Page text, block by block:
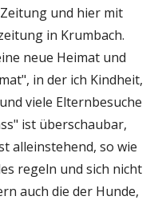
und hier mit
in Krumbach.
neue Heimat und
in der ich Kindheit,
viele Elternbesuche
ist überschaubar,
alleinstehend, so wie
regeln und sich nicht
auch die der Hunde,